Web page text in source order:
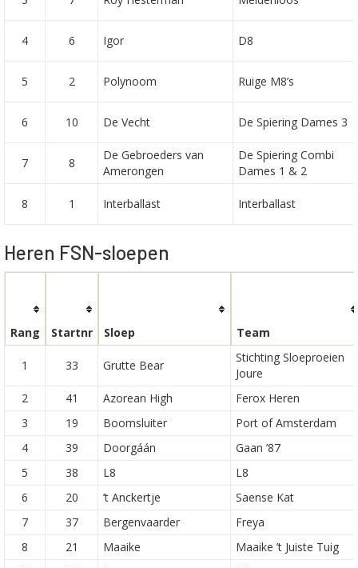
4 6 Igor D8
5 2 Polynoom Ruige M8’s
6 10 De Vecht De Spiering Dames 3
7 8
De Gebroeders van
Amerongen
De Spiering Combi
Dames 1 & 2
8 1 Interballast Interballast
Heren FSN-sloepen
Rang Startnr Sloep Team
1 33 Grutte Bear
Stichting Sloeproeien
Joure
2
41 Azorean High
Ferox Heren
3
19 Boomsluiter
Port of Amsterdam
4
39 Doorgáán
Gaan ’87
5
38 L8
L8
6
20 ’t Anckertje
Saense Kat
7
37 Bergenvaarder
Freya
8
21 Maaike
Maaike ’t Juiste Tuig